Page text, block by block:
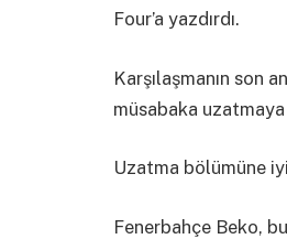
Four’a yazdırdı.
Karşılaşmanın son
müsabaka
Uzatma bölümüne
Fenerbahçe Beko,